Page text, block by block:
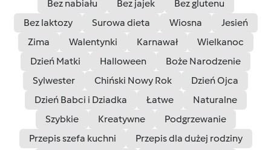
Bez nabiału
Bez jajek
Bez glutenu
Bez laktozy
Surowa dieta Wiosna
Jesień
Zima
Walentynki Karnawał
Wielkanoc
Dzień Matki
Halloween
Boże Narodzenie
Sylwester
Chiński Nowy Rok
Dzień Ojca
Dzień Babci i Dziadka
Łatwe
Naturalne
Szybkie
Kreatywne
Podgrzewanie
Przepis szefa kuchni
Przepis dla dużej rodziny